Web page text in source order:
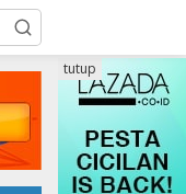
tutup